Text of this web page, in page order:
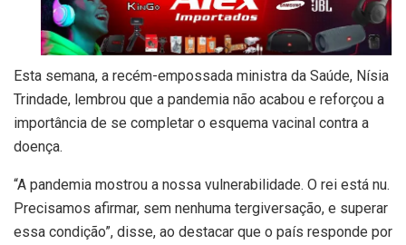
Esta semana, a recém-empossada ministra da Saúde, Nísia
Trindade, lembrou que a pandemia não acabou e reforçou a
importância de se completar o esquema vacinal contra a
doença.
“A pandemia mostrou a nossa vulnerabilidade. O rei está nu.
Precisamos afirmar, sem nenhuma tergiversação, e superar
essa condição”, disse, ao destacar que o país responde por